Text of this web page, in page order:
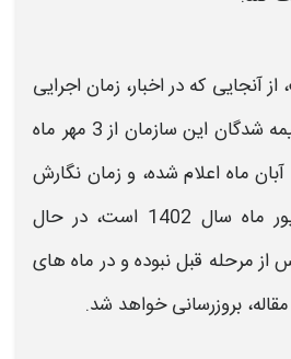
آنجایی که در اخبار، زمان اجرایی
شدگان
این سازمان از 3 مهر ماه
و برای کارفرمایان، از 2 آبان ماه اعلام شده، و زمان نگارش
این مقاله، اوایل شهریور ماه سال 1402 است، در حال
از مرحله قبل نبوده و در ماه های
بروزرسانی خواهد شد.